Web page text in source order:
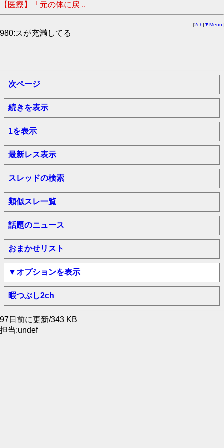
【医療】「元の体に戻 ..
[2ch| ▼Menu]
980:スが充満してる
次ページ
続きを表示
1を表示
最新レス表示
スレッドの検索
類似スレ一覧
話題のニュース
おまかせリスト
▼オプションを表示
暇つぶし2ch
97日前に更新/343 KB
担当:undef